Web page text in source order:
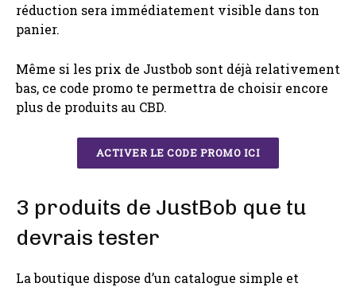
réduction sera immédiatement visible dans ton
panier.
Même si les prix de Justbob sont déjà relativement
bas, ce code promo te permettra de choisir encore
plus de produits au CBD.
ACTIVER LE CODE PROMO ICI
3 produits de JustBob que tu
devrais tester
La boutique dispose d’un catalogue simple et